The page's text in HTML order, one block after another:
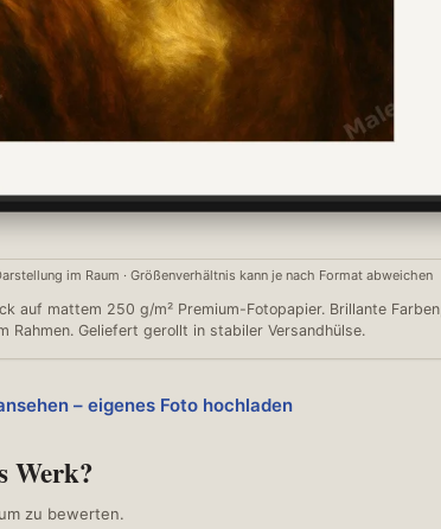
im Raum · Größenverhältnis kann je nach Format abweichen
auf mattem 250 g/m² Premium-Fotopapier. Brillante Farben,
Rahmen. Geliefert gerollt in stabiler Versandhülse.
– eigenes Foto hochladen
Werk?
zu bewerten.